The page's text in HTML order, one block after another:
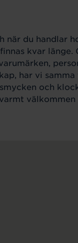
när du handlar
kvar länge.
har vi
och